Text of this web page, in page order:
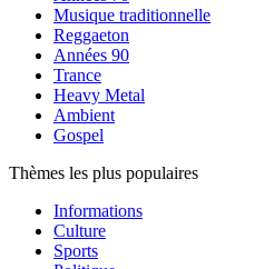
Musique traditionnelle
Reggaeton
Années 90
Trance
Heavy Metal
Ambient
Gospel
Thèmes les plus populaires
Informations
Culture
Sports